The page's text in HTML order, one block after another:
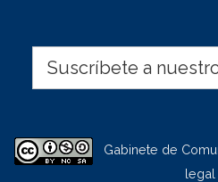
Suscríbete a
Gabinete de
legal